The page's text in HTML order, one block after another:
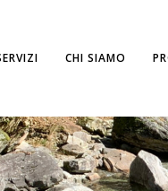
CHI SIAMO